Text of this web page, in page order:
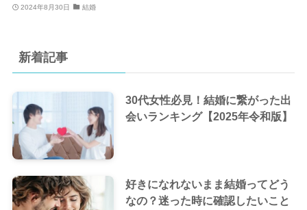
2024年8月30日 結婚
新着記事
30代女性必見！結婚に繋がった出
会いランキング【2025年令和版】
好きになれないまま結婚ってどう
なの？迷った時に確認したいこと